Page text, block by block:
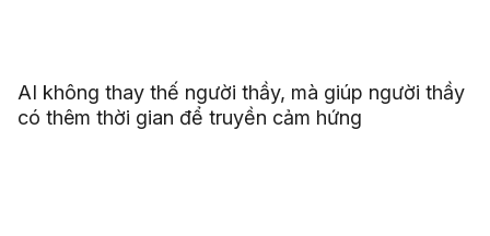
AI không thay thế người thầy, mà giúp người thầy
có thêm thời gian để truyền cảm hứng